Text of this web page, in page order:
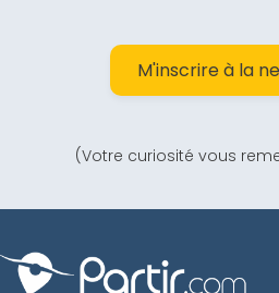
M'inscrire à la
(Votre curiosité vous